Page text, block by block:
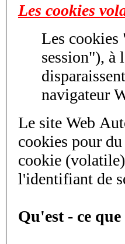
Les cookies
Les cookies
session"), à la
navigateur
Le site Web
cookies pour du
cookie
l'identifiant de
Qu'est - ce